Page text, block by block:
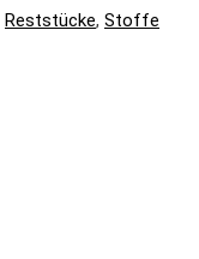
Reststücke, Stoffe